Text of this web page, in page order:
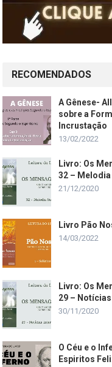
RECOMENDADOS
A Gênese-
sobre a
Incrustação
13/02/2022
Livro: Os
32 –
21/12/2020
Livro Pão
14/03/2022
Livro: Os
29 –
30/11/2020
O Céu e o
Espiritos